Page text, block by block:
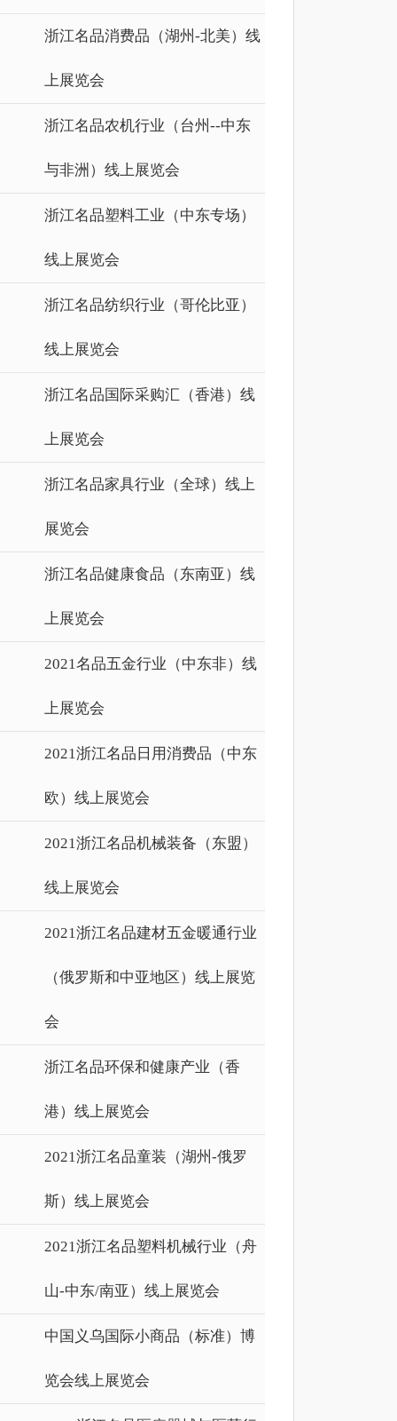
浙江名品消费品（湖州-北美）线
上展览会
浙江名品农机行业（台州--中东
与非洲）线上展览会
浙江名品塑料工业（中东专场）
线上展览会
浙江名品纺织行业（哥伦比亚）
线上展览会
浙江名品国际采购汇（香港）线
上展览会
浙江名品家具行业（全球）线上
展览会
浙江名品健康食品（东南亚）线
上展览会
2021名品五金行业（中东非）线
上展览会
2021浙江名品日用消费品（中东
欧）线上展览会
2021浙江名品机械装备（东盟）
线上展览会
2021浙江名品建材五金暖通行业
（俄罗斯和中亚地区）线上展览
会
浙江名品环保和健康产业（香
港）线上展览会
2021浙江名品童装（湖州-俄罗
斯）线上展览会
2021浙江名品塑料机械行业（舟
山-中东/南亚）线上展览会
中国义乌国际小商品（标准）博
览会线上展览会